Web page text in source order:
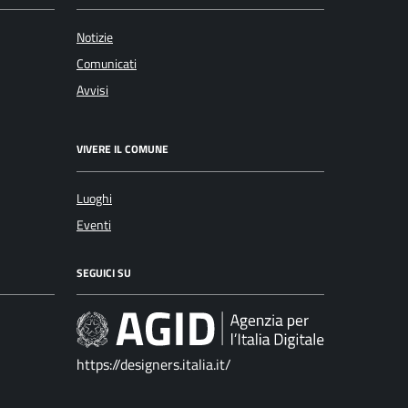
Notizie
Comunicati
Avvisi
VIVERE IL COMUNE
Luoghi
Eventi
SEGUICI SU
https://designers.italia.it/